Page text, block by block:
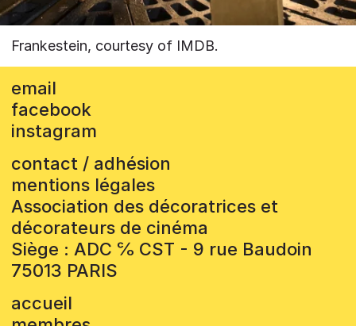
Frankestein, courtesy of IMDB.
email
facebook
instagram
contact / adhésion
mentions légales
Association des décoratrices et
décorateurs de cinéma
Siège : ADC ℅ CST - 9 rue Baudoin
75013 PARIS
accueil